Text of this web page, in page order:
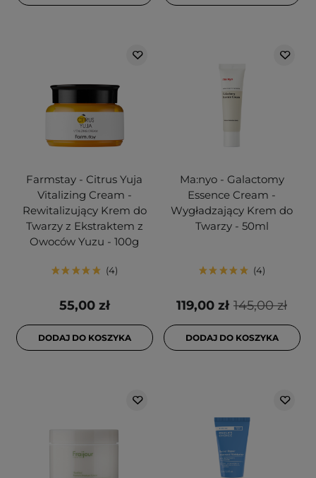
Farmstay - Citrus Yuja
Vitalizing Cream -
Rewitalizujący Krem do
Twarzy z Ekstraktem z
Owoców Yuzu - 100g
4
55,00 zł
DODAJ DO KOSZYKA
Ma:nyo - Galactomy
Essence Cream -
Wygładzający Krem do
Twarzy - 50ml
4
145,00 zł
119,00 zł
DODAJ DO KOSZYKA